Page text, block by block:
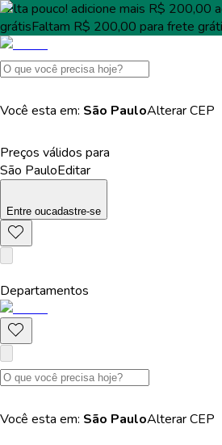
Falta pouco! adicione mais R$ 200,00
grátisFaltam R$ 200,00 para frete
Você esta em: São PauloAlterarCEP
Preços válidos para
São PauloEditar
Entre oucadastre-se
Departamentos
Você esta em: São PauloAlterarCEP